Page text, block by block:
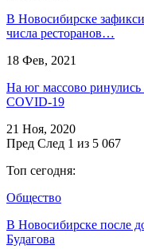
В Новосибирске
числа ресторанов…
18 Фев, 2021
На юг массово
COVID-19
21 Ноя, 2020
Пред След 1 из 5 067
Топ сегодня:
Общество
В Новосибирске после
Будагова